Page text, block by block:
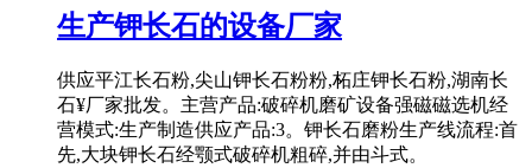
生产钾长石的设备厂家
供应平江长石粉,尖山钾长石粉粉,柘庄钾长石粉,湖南长
石¥厂家批发。主营产品:破碎机磨矿设备强磁磁选机经
营模式:生产制造供应产品:3。钾长石磨粉生产线流程:首
先,大块钾长石经颚式破碎机粗碎,并由斗式。